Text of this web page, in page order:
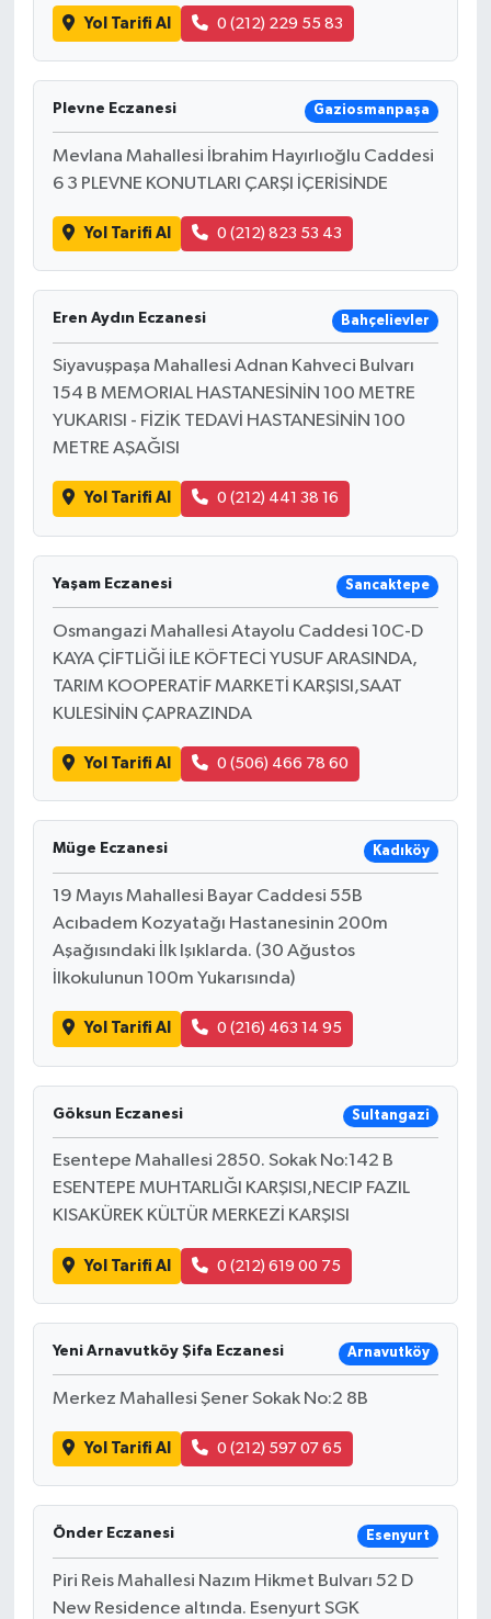
Yol Tarifi Al 0 (212) 229 55 83
Plevne Eczanesi Gaziosmanpaşa
Mevlana Mahallesi İbrahim Hayırlıoğlu Caddesi
6 3 PLEVNE KONUTLARI ÇARŞI İÇERİSİNDE
Yol Tarifi Al 0 (212) 823 53 43
Eren Aydın Eczanesi Bahçelievler
Siyavuşpaşa Mahallesi Adnan Kahveci Bulvarı
154 B MEMORIAL HASTANESİNİN 100 METRE
YUKARISI - FİZİK TEDAVİ HASTANESİNİN 100
METRE AŞAĞISI
Yol Tarifi Al 0 (212) 441 38 16
Yaşam Eczanesi Sancaktepe
Osmangazi Mahallesi Atayolu Caddesi 10C-D
KAYA ÇİFTLİĞİ İLE KÖFTECİ YUSUF ARASINDA,
TARIM KOOPERATİF MARKETİ KARŞISI,SAAT
KULESİNİN ÇAPRAZINDA
Yol Tarifi Al 0 (506) 466 78 60
Müge Eczanesi Kadıköy
19 Mayıs Mahallesi Bayar Caddesi 55B
Acıbadem Kozyatağı Hastanesinin 200m
Aşağısındaki İlk Işıklarda. (30 Ağustos
İlkokulunun 100m Yukarısında)
Yol Tarifi Al 0 (216) 463 14 95
Göksun Eczanesi Sultangazi
Esentepe Mahallesi 2850. Sokak No:142 B
ESENTEPE MUHTARLIĞI KARŞISI,NECIP FAZIL
KISAKÜREK KÜLTÜR MERKEZİ KARŞISI
Yol Tarifi Al 0 (212) 619 00 75
Yeni Arnavutköy Şifa Eczanesi Arnavutköy
Merkez Mahallesi Şener Sokak No:2 8B
Yol Tarifi Al 0 (212) 597 07 65
Önder Eczanesi Esenyurt
Piri Reis Mahallesi Nazım Hikmet Bulvarı 52 D
New Residence altında. Esenyurt SGK